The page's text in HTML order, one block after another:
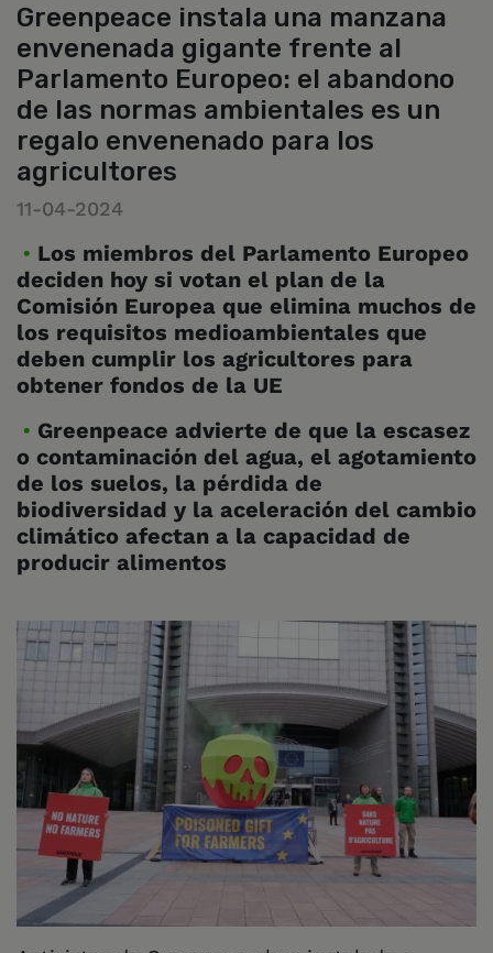
Greenpeace instala una manzana
envenenada gigante frente al
Parlamento Europeo: el abandono
de las normas ambientales es un
regalo envenenado para los
agricultores
11-04-2024
Los miembros del Parlamento Europeo
deciden hoy si votan el plan de la
Comisión Europea que elimina muchos de
los requisitos medioambientales que
deben cumplir los agricultores para
obtener fondos de la UE
Greenpeace advierte de que la escasez
o contaminación del agua, el agotamiento
de los suelos, la pérdida de
biodiversidad y la aceleración del cambio
climático afectan a la capacidad de
producir alimentos